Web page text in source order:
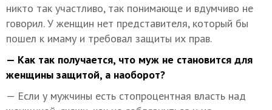
никто так участливо, так понимающе и вдумчиво не
говорил. У женщин нет представителя, который бы
пошел к имаму и требовал защиты их прав.
— Как так получается, что муж не становится для
женщины защитой, а наоборот?
— Если у мужчины есть стопроцентная власть над